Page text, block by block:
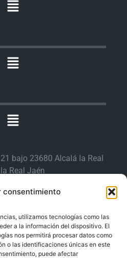
consentimiento
utilizamos tecnologías como las
a la información del dispositivo. El
nos permitirá procesar datos como
o las identificaciones únicas en este
puede afectar
bajo 23680 Alcalá la Real
Real Jaén
S.L
11 88yTel. (+34) 953